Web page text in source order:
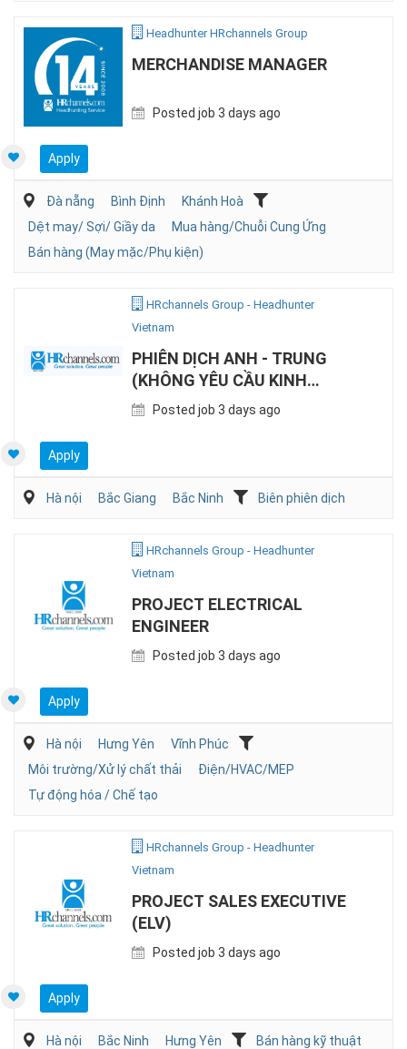
Headhunter HRchannels Group
MERCHANDISE MANAGER
Posted job 3 days ago
Apply
Đà nẵng Bình Định
Khánh Hoà
Dệt may/ Sợi/ Giầy da
Mua hàng/Chuỗi Cung Ứng
Bán hàng (May mặc/Phụ kiện)
HRchannels Group - Headhunter
Vietnam
PHIÊN DỊCH ANH - TRUNG
(KHÔNG YÊU CẦU KINH
NGHIỆM)
Posted job 3 days ago
Apply
Hà nội Bắc Giang Bắc Ninh Biên phiên dịch
HRchannels Group - Headhunter
Vietnam
PROJECT ELECTRICAL
ENGINEER
Posted job 3 days ago
Apply
Hà nội Hưng Yên
Vĩnh Phúc
Môi trường/Xử lý chất thải
Điện/HVAC/MEP
Tự động hóa / Chế tạo
HRchannels Group - Headhunter
Vietnam
PROJECT SALES EXECUTIVE
(ELV)
Posted job 3 days ago
Apply
Hà nội Bắc Ninh Hưng Yên
Bán hàng kỹ thuật